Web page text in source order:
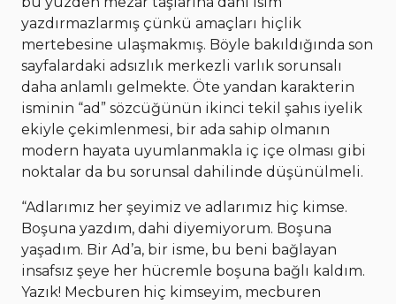
yazdırmazlarmış çünkü amaçları hiçlik
mertebesine ulaşmakmış. Böyle bakıldığında son
sayfalardaki adsızlık merkezli varlık sorunsalı
daha anlamlı gelmekte. Öte yandan karakterin
isminin “ad” sözcüğünün ikinci tekil şahıs iyelik
ekiyle çekimlenmesi, bir ada sahip olmanın
modern hayata uyumlanmakla iç içe olması gibi
noktalar da bu sorunsal dahilinde düşünülmeli.
“Adlarımız her şeyimiz ve adlarımız hiç kimse.
Boşuna yazdım, dahi diyemiyorum. Boşuna
yaşadım. Bir Ad’a, bir isme, bu beni bağlayan
insafsız şeye her hücremle boşuna bağlı kaldım.
Yazık! Mecburen hiç kimseyim, mecburen